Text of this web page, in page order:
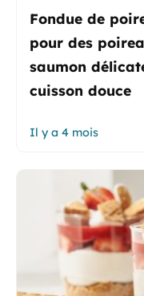
Fondue de
pour des
saumon
cuisson douce
Il y a 4 mois